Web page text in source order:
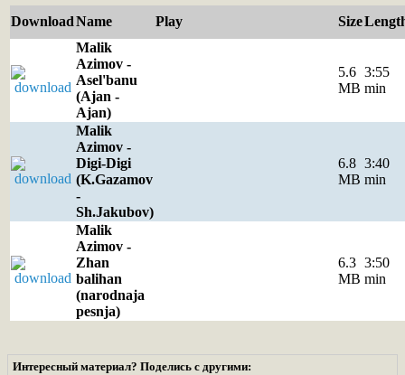
DownloadName Play Size
Malik
Azimov -
Asel'banu
(Ajan -
Ajan)
5.6
MB
3:55
min
Malik
Azimov -
Digi-Digi
(K.Gazamov
-
Sh.Jakubov)
6.8
MB
3:40
min
Malik
Azimov -
Zhan
balihan
(narodnaja
pesnja)
6.3
MB
3:50
min
Интересный материал? Поделись с другими: